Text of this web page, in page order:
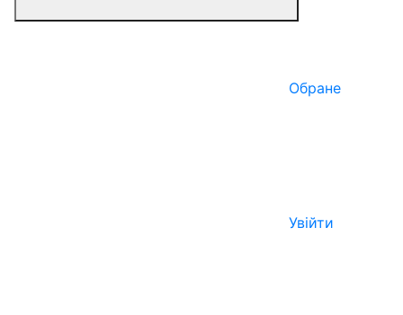
Обране
Увійти